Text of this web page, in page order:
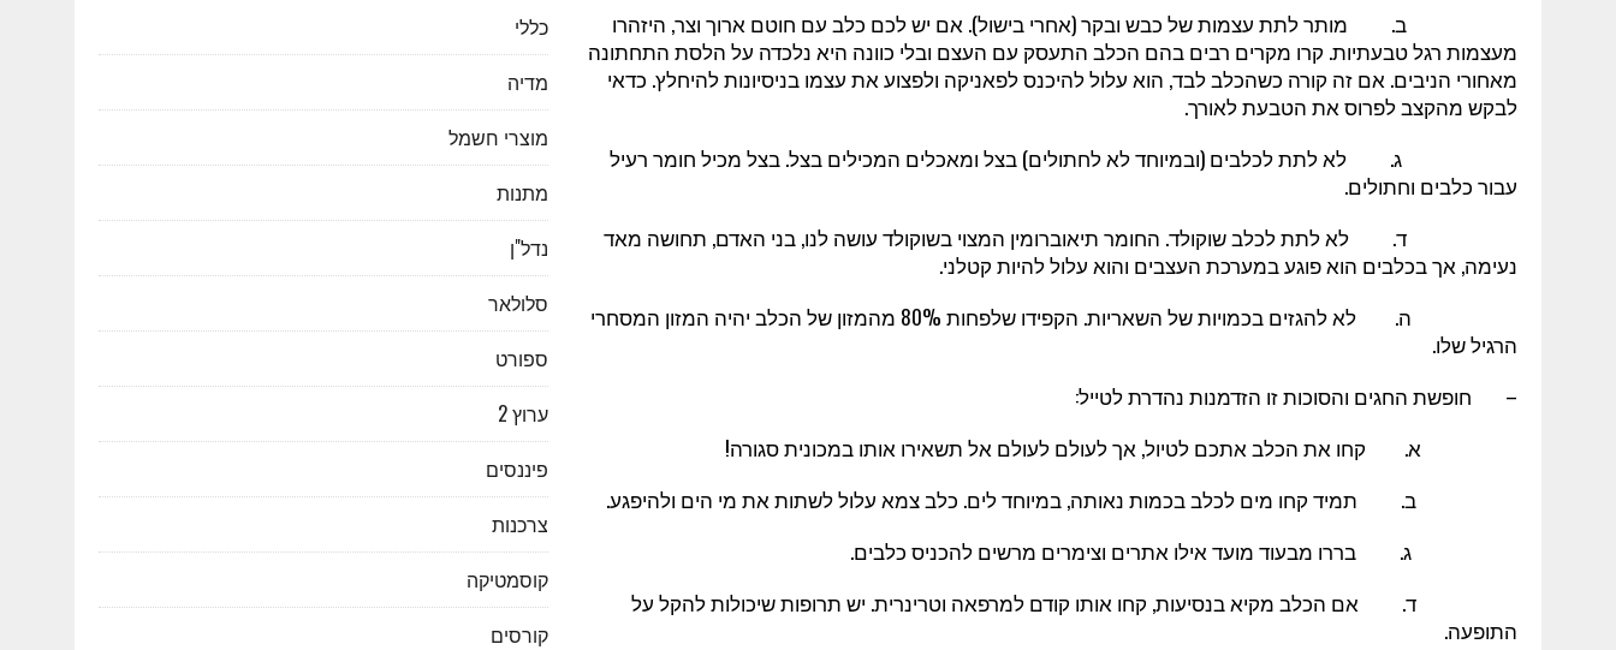
ב. מותר לתת עצמות של כבש ובקר (אחרי בישול). אם יש לכם כלב עם חוטם ארוך וצר, היזהרו
מעצמות רגל טבעתיות. קרו מקרים רבים בהם הכלב התעסק עם העצם ובלי כוונה היא נלכדה על הלסת התחתונה
מאחורי הניבים. אם זה קורה כשהכלב לבד, הוא עלול להיכנס לפאניקה ולפצוע את עצמו בניסיונות להיחלץ. כדאי
לבקש מהקצב לפרוס את הטבעת לאורך.
ג. לא לתת לכלבים (ובמיוחד לא לחתולים) בצל ומאכלים המכילים בצל. בצל מכיל חומר רעיל
עבור כלבים וחתולים.
ד. לא לתת לכלב שוקולד. החומר תיאוברומין המצוי בשוקולד עושה לנו, בני האדם, תחושה מאד
נעימה, אך בכלבים הוא פוגע במערכת העצבים והוא עלול להיות קטלני.
ה. לא להגזים בכמויות של השאריות. הקפידו שלפחות 80% מהמזון של הכלב יהיה המזון המסחרי
הרגיל שלו.
– חופשת החגים והסוכות זו הזדמנות נהדרת לטייל:
א. קחו את הכלב אתכם לטיול, אך לעולם לעולם אל תשאירו אותו במכונית סגורה!
ב. תמיד קחו מים לכלב בכמות נאותה, במיוחד לים. כלב צמא עלול לשתות את מי הים ולהיפגע.
ג. בררו מבעוד מועד אילו אתרים וצימרים מרשים להכניס כלבים.
ד. אם הכלב מקיא בנסיעות, קחו אותו קודם למרפאה וטרינרית. יש תרופות שיכולות להקל על
התופעה.
כללי
מדיה
מוצרי חשמל
מתנות
נדל"ן
סלולאר
ספורט
ערוץ 2
פיננסים
צרכנות
קוסמטיקה
קורסים